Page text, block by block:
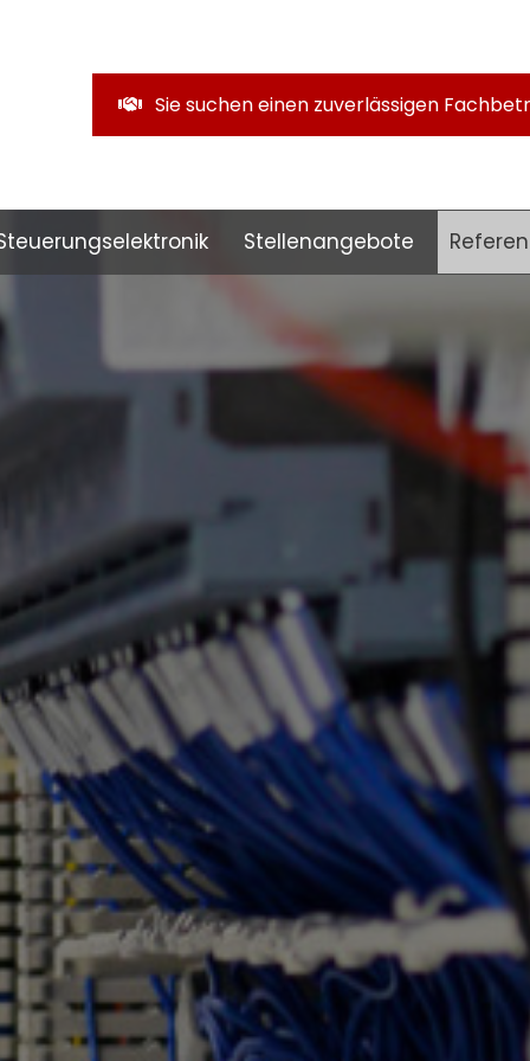
Sie suchen einen zuverlässigen
Stellenangebote